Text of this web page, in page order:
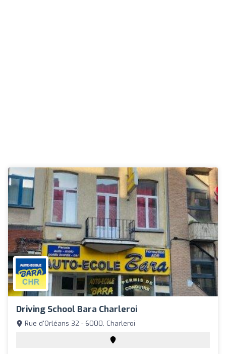
Driving School Bara Charleroi
Rue d'Orléans 32 - 6000, Charleroi